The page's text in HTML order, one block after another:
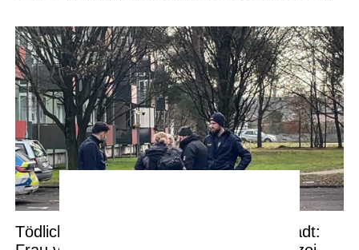
Tödliche Auseinandersetzung in Ingolstadt: